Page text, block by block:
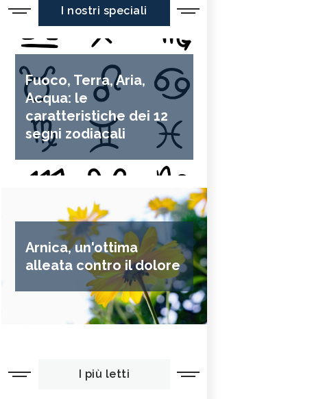
I nostri speciali
Fuoco, Terra, Aria,
Acqua: le
caratteristiche dei 12
segni zodiacali
Arnica, un'ottima
alleata contro il dolore
I più letti